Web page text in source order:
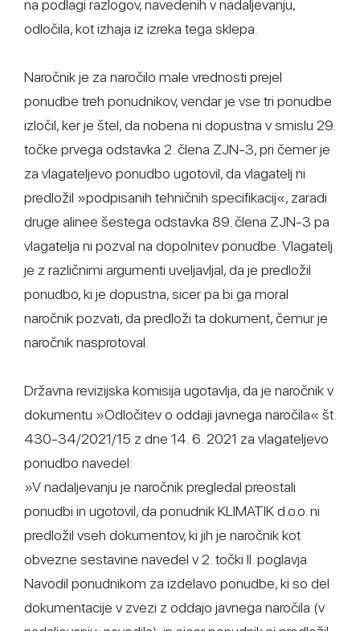
na podlagi razlogov, navedenih v nadaljevanju,
odločila, kot izhaja iz izreka tega sklepa.
Naročnik je za naročilo male vrednosti prejel
ponudbe treh ponudnikov, vendar je vse tri ponudbe
izločil, ker je štel, da nobena ni dopustna v smislu 29.
točke prvega odstavka 2. člena ZJN-3, pri čemer je
za vlagateljevo ponudbo ugotovil, da vlagatelj ni
predložil »podpisanih tehničnih specifikacij«, zaradi
druge alinee šestega odstavka 89. člena ZJN-3 pa
vlagatelja ni pozval na dopolnitev ponudbe. Vlagatelj
je z različnimi argumenti uveljavljal, da je predložil
ponudbo, ki je dopustna, sicer pa bi ga moral
naročnik pozvati, da predloži ta dokument, čemur je
naročnik nasprotoval.
Državna revizijska komisija ugotavlja, da je naročnik v
dokumentu »Odločitev o oddaji javnega naročila« št.
430-34/2021/15 z dne 14. 6. 2021 za vlagateljevo
ponudbo navedel:
»V nadaljevanju je naročnik pregledal preostali
ponudbi in ugotovil, da ponudnik KLIMATIK d.o.o. ni
predložil vseh dokumentov, ki jih je naročnik kot
obvezne sestavine navedel v 2. točki II. poglavja
Navodil ponudnikom za izdelavo ponudbe, ki so del
dokumentacije v zvezi z oddajo javnega naročila (v